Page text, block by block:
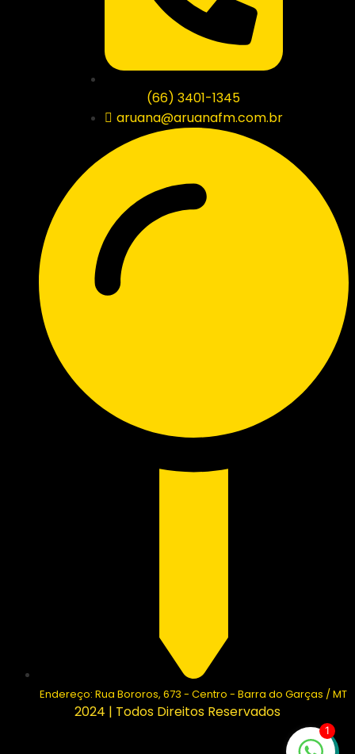
(66) 3401-1345
aruana@aruanafm.com.br
Endereço: Rua Bororos, 673 - Centro - Barra do Garças / MT
2024 | Todos Direitos Reservados
1